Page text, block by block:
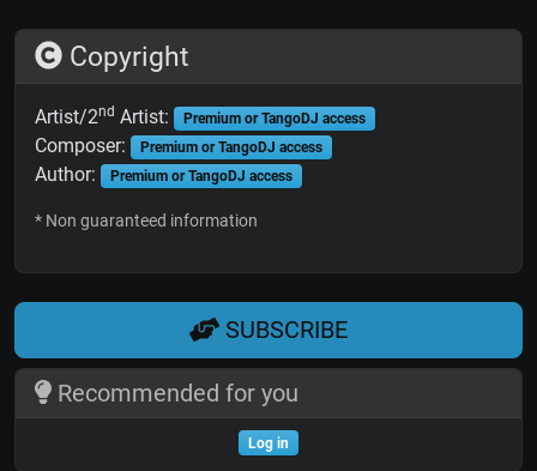
Copyright
Artist/2nd Artist: Premium or TangoDJ access
Composer: Premium or TangoDJ access
Author: Premium or TangoDJ access
* Non guaranteed information
SUBSCRIBE
Recommended for you
Log in